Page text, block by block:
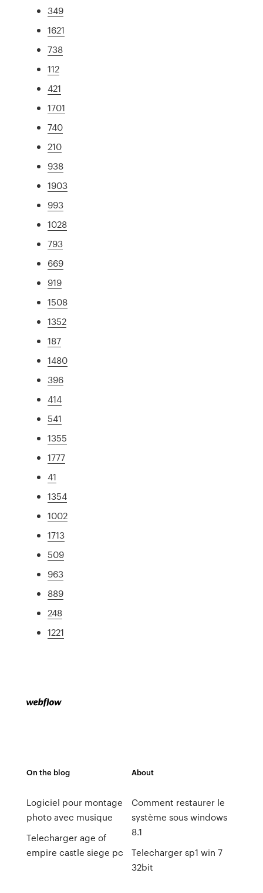
349
1621
738
112
421
1701
740
210
938
1903
993
1028
793
669
919
1508
1352
187
1480
396
414
541
1355
1777
41
1354
1002
1713
509
963
889
248
1221
On the blog
Logiciel pour montage
photo avec musique
Telecharger age of
empire castle siege pc
About
Comment restaurer le
système sous windows
8.1
Telecharger sp1 win 7
32bit